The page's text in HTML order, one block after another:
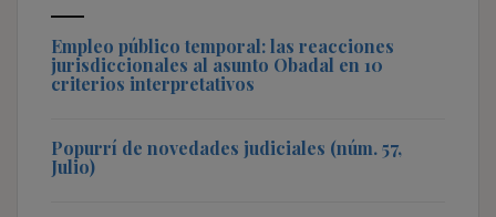
Empleo público temporal: las reacciones
jurisdiccionales al asunto Obadal en 10
criterios interpretativos
Popurrí de novedades judiciales (núm. 57,
Julio)